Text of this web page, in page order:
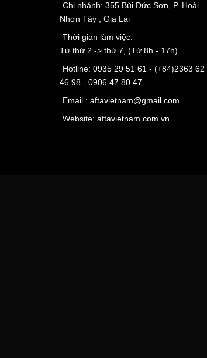
Chi nhánh: 355 Bùi Đức Sơn, P. Hoài
Nhơn Tây , Gia Lai
Thời gian làm việc:
Từ thứ 2 -> thứ 7, (Từ 8h - 17h)
Hotline: 0935 29 51 61 - (+84)2363 62
46 98 - 0906 47 80 47
Email : aftavietnam@gmail.com
Website: aftavietnam.com.vn